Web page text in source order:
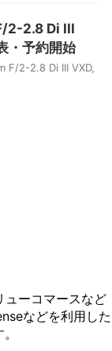
2-2.8 Di III
・予約開始
F/2-2.8 Di III VXD,
ューコマースなど
などを利用した